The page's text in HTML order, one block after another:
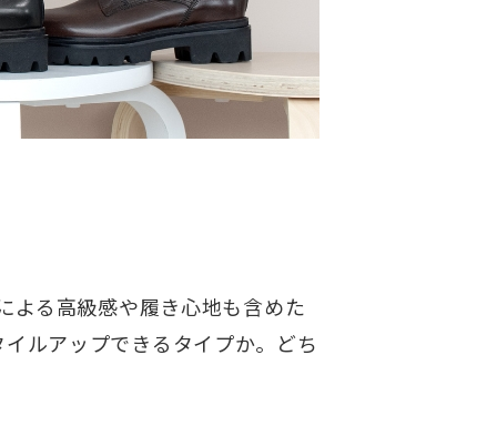
よる高級感や履き心地も含めた
ルアップできるタイプか。どち